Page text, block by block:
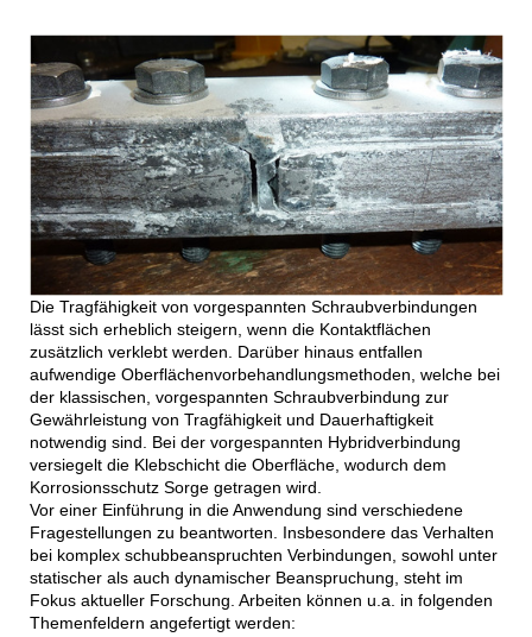
Die Tragfähigkeit von vorgespannten Schraubverbindungen
lässt sich erheblich steigern, wenn die Kontaktflächen
zusätzlich verklebt werden. Darüber hinaus entfallen
aufwendige Oberflächenvorbehandlungsmethoden, welche bei
der klassischen, vorgespannten Schraubverbindung zur
Gewährleistung von Tragfähigkeit und Dauerhaftigkeit
notwendig sind. Bei der vorgespannten Hybridverbindung
versiegelt die Klebschicht die Oberfläche, wodurch dem
Korrosionsschutz Sorge getragen wird.
Vor einer Einführung in die Anwendung sind verschiedene
Fragestellungen zu beantworten. Insbesondere das Verhalten
bei komplex schubbeanspruchten Verbindungen, sowohl unter
statischer als auch dynamischer Beanspruchung, steht im
Fokus aktueller Forschung. Arbeiten können u.a. in folgenden
Themenfeldern angefertigt werden: